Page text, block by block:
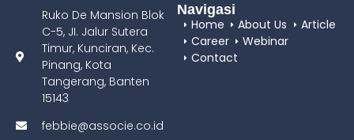
Ruko De Mansion Blok
C-5, JI. Jalur Sutera
Timur, Kunciran, Kec.
Pinang, Kota
Tangerang, Banten
15143
febbie@associe.co.id
Navigasi
Home
About Us
Article
Career
Webinar
Contact